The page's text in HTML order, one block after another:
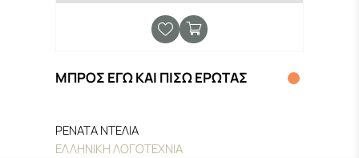
ΜΠΡΟΣ ΕΓΩ ΚΑΙ ΠΙΣΩ ΕΡΩΤΑΣ
ΡΕΝΑΤΑ ΝΤΕΛΙΑ
ΕΛΛΗΝΙΚΗ ΛΟΓΟΤΕΧΝΙΑ